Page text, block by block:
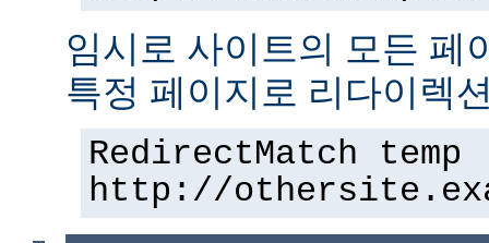
임시로 사이트의 모든 페
특정 페이지로 리다이렉
RedirectMatch
http://